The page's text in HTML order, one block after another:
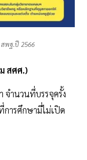
พฐ.ปี 2566
สศศ.)
จำนวนที่บรรจุครั้ง
การศึกษามี่ไม่เปิด